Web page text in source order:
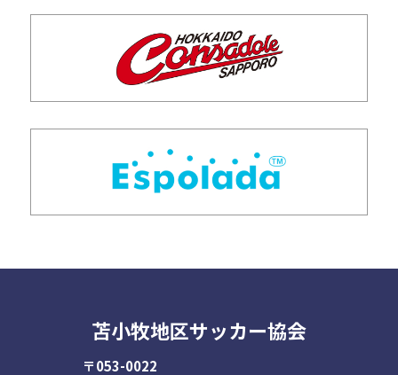
苫小牧地区サッカー協会
〒053-0022